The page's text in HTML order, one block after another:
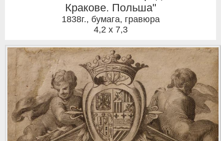
Кракове. Польша"
1838г., бумага, гравюра
4,2 x 7,3